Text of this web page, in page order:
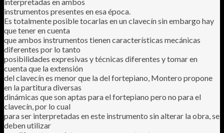
interpretadas en ambos
instrumentos presentes en esa época.
Es totalmente posible tocarlas en un clavecín sin embargo hay
que tener en cuenta
que ambos instrumentos tienen características mecánicas
diferentes por lo tanto
posibilidades expresivas y técnicas diferentes y tomar en
cuenta que la extensión
del clavecín es menor que la del fortepiano, Montero propone
en la partitura diversas
dinámicas que son aptas para el fortepiano pero no para el
clavecín, por lo cual
para ser interpretadas en este instrumento sin alterar la obra, se
deben utilizar